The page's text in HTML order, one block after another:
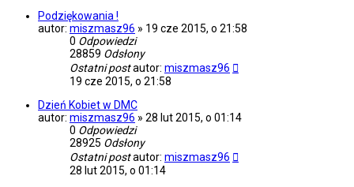
Podziękowania !
autor: miszmasz96 » 19 cze 2015, o 21:58
0 Odpowiedzi
28859 Odsłony
Ostatni postautor: miszmasz96
19 cze 2015, o 21:58
Dzień Kobiet w DMC
autor: miszmasz96 » 28 lut 2015, o 01:14
0 Odpowiedzi
28925 Odsłony
Ostatni postautor: miszmasz96
28 lut 2015, o 01:14